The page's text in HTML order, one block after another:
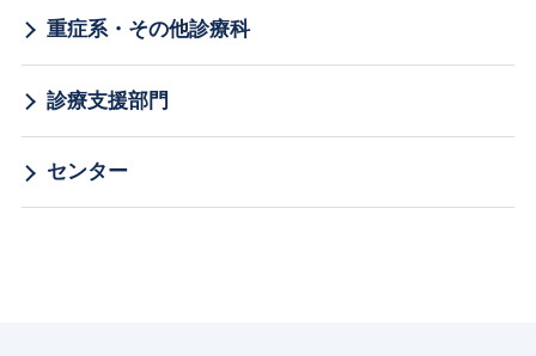
重症系・その他診療科
診療支援部門
センター